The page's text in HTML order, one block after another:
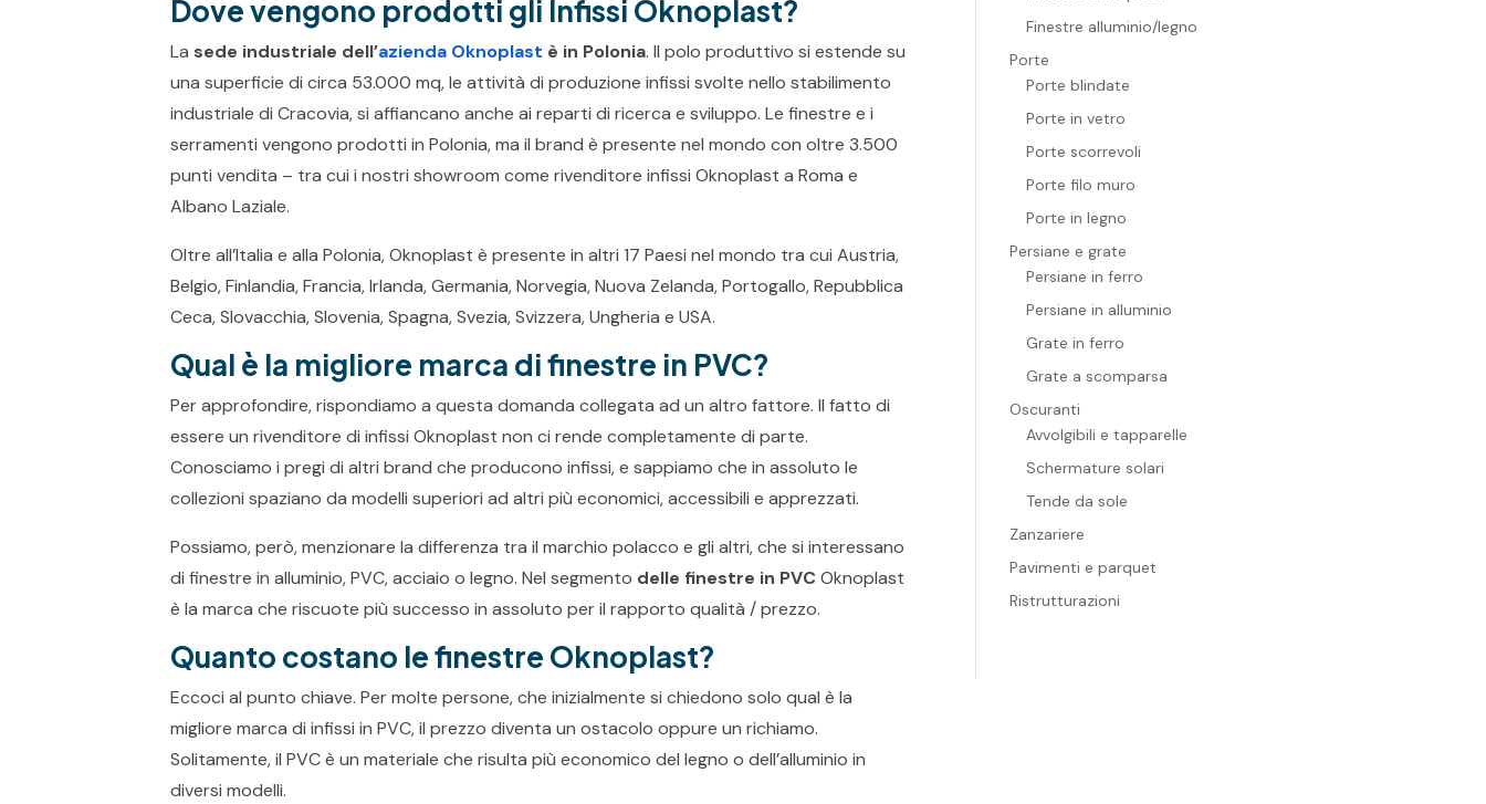
Dove vengono prodotti gli Infissi Oknoplast?
La sede industriale dell’azienda Oknoplast è in Polonia. Il polo produttivo si estende su
una superficie di circa 53.000 mq, le attività di produzione infissi svolte nello stabilimento
industriale di Cracovia, si affiancano anche ai reparti di ricerca e sviluppo. Le finestre e i
serramenti vengono prodotti in Polonia, ma il brand è presente nel mondo con oltre 3.500
punti vendita – tra cui i nostri showroom come rivenditore infissi Oknoplast a Roma e
Albano Laziale.
Oltre all’Italia e alla Polonia, Oknoplast è presente in altri 17 Paesi nel mondo tra cui Austria,
Belgio, Finlandia, Francia, Irlanda, Germania, Norvegia, Nuova Zelanda, Portogallo, Repubblica
Ceca, Slovacchia, Slovenia, Spagna, Svezia, Svizzera, Ungheria e USA.
Qual è la migliore marca di finestre in PVC?
Per approfondire, rispondiamo a questa domanda collegata ad un altro fattore. Il fatto di
essere un rivenditore di infissi Oknoplast non ci rende completamente di parte.
Conosciamo i pregi di altri brand che producono infissi, e sappiamo che in assoluto le
collezioni spaziano da modelli superiori ad altri più economici, accessibili e apprezzati.
Possiamo, però, menzionare la differenza tra il marchio polacco e gli altri, che si interessano
di finestre in alluminio, PVC, acciaio o legno. Nel segmento delle finestre in PVCOknoplast
è la marca che riscuote più successo in assoluto per il rapporto qualità / prezzo.
Quanto costano le finestre Oknoplast?
Eccoci al punto chiave. Per molte persone, che inizialmente si chiedono solo qual è la
migliore marca di infissi in PVC, il prezzo diventa un ostacolo oppure un richiamo.
Solitamente, il PVC è un materiale che risulta più economico del legno o dell’alluminio in
diversi modelli.
Finestre alluminio/legno
Porte
Porte blindate
Porte in vetro
Porte scorrevoli
Porte filo muro
Porte in legno
Persiane e grate
Persiane in ferro
Persiane in alluminio
Grate in ferro
Grate a scomparsa
Oscuranti
Avvolgibili e tapparelle
Schermature solari
Tende da sole
Zanzariere
Pavimenti e parquet
Ristrutturazioni